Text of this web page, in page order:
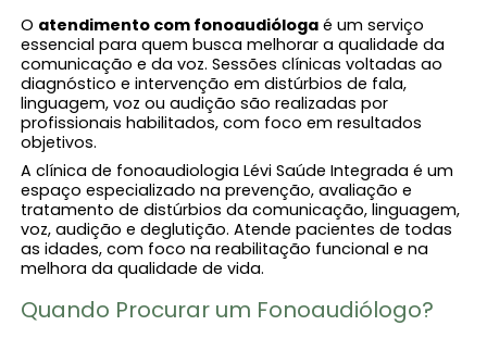
O atendimento com fonoaudióloga​ é um serviço
essencial para quem busca melhorar a qualidade da
comunicação e da voz. Sessões clínicas voltadas ao
diagnóstico e intervenção em distúrbios de fala,
linguagem, voz ou audição são realizadas por
profissionais habilitados, com foco em resultados
objetivos.
A clínica de fonoaudiologia Lévi Saúde Integrada é um
espaço especializado na prevenção, avaliação e
tratamento de distúrbios da comunicação, linguagem,
voz, audição e deglutição. Atende pacientes de todas
as idades, com foco na reabilitação funcional e na
melhora da qualidade de vida.
Quando Procurar um Fonoaudiólogo?